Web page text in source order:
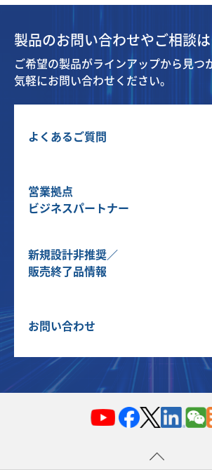
製品のお問い合わせやご相談
ご希望の製品がラインアップから見つ
気軽にお問い合わせください。
よくあるご質問
営業拠点
ビジネスパートナー
新規設計非推奨／
販売終了品情報
お問い合わせ